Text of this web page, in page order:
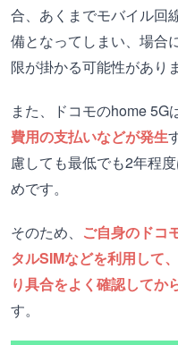
合、あくまでモバイル回
備となってしまい、場合
限が掛かる可能性があり
また、ドコモのhome 5G
費用の支払いなどが発生
慮しても最低でも2年程
めです。
そのため、 ご自身のドコ
タルSIMなどを利用して
り具合をよく確認してか
す。